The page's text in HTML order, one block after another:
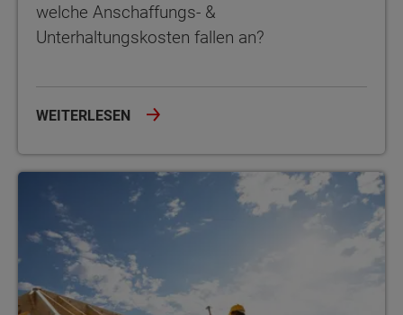
welche Anschaffungs- &
Unterhaltungskosten fallen an?
WEITERLESEN
Ein Tiny House bauen